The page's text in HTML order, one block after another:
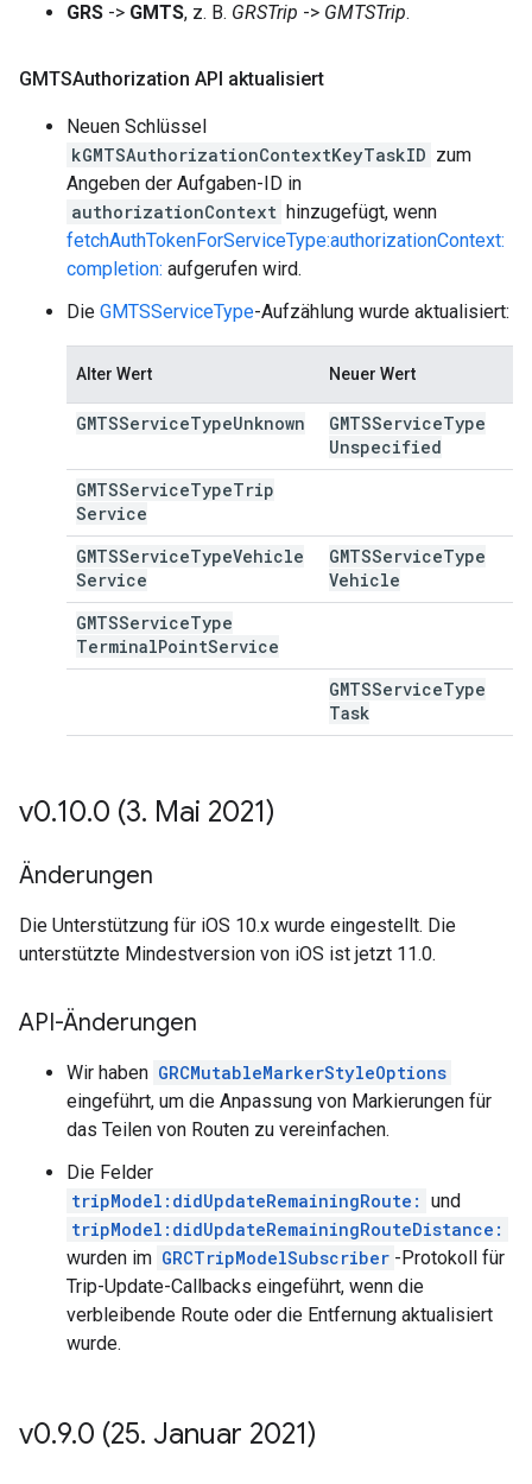
GRS -> GMTS, z. B. GRSTrip -> GMTSTrip.
GMTSAuthorization API aktualisiert
Neuen Schlüssel
kGMTSAuthorizationContextKeyTaskID zum
Angeben der Aufgaben-ID in
authorizationContext hinzugefügt, wenn
fetchAuthTokenForServiceType:authorizationContext:
completion: aufgerufen wird.
Die GMTSServiceType-Aufzählung wurde aktualisiert:
Alter Wert Neuer Wert
GMTSServiceTypeUnknown GMTSServiceType
Unspecified
GMTSServiceTypeTrip
Service
GMTSServiceTypeVehicle
Service
GMTSServiceType
Vehicle
GMTSServiceType
TerminalPointService
GMTSServiceType
Task
v0.10.0 (3. Mai 2021)
Änderungen
Die Unterstützung für iOS 10.x wurde eingestellt. Die
unterstützte Mindestversion von iOS ist jetzt 11.0.
API-Änderungen
Wir haben GRCMutableMarkerStyleOptions
eingeführt, um die Anpassung von Markierungen für
das Teilen von Routen zu vereinfachen.
Die Felder
tripModel:didUpdateRemainingRoute: und
tripModel:didUpdateRemainingRouteDistance:
wurden im GRCTripModelSubscriber -Protokoll für
Trip-Update-Callbacks eingeführt, wenn die
verbleibende Route oder die Entfernung aktualisiert
wurde.
v0.9.0 (25. Januar 2021)